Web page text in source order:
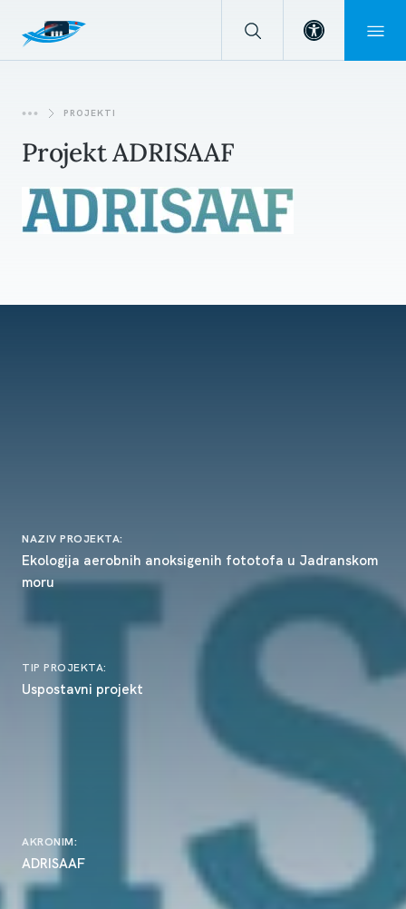
Open
PROJEKTI
Projekt ADRISAAF
NAZIV PROJEKTA:
Ekologija aerobnih anoksigenih fototofa u Jadranskom
moru
TIP PROJEKTA:
Uspostavni projekt
AKRONIM:
ADRISAAF